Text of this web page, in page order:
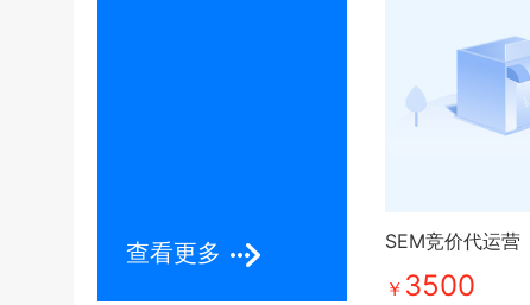
查看更多
SEM竞价代运营
￥ 3500